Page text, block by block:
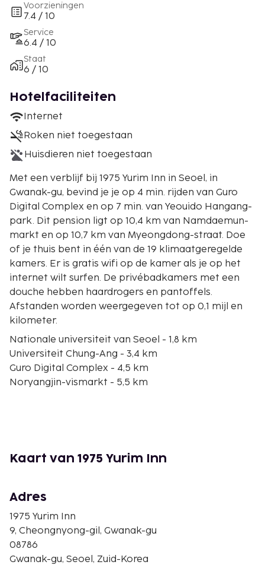
Voorzieningen
7.4 / 10
Service
6.4 / 10
Staat
6 / 10
Hotelfaciliteiten
Internet
Roken niet toegestaan
Huisdieren niet toegestaan
Met een verblijf bij 1975 Yurim Inn in Seoel, in
Gwanak-gu, bevind je je op 4 min. rijden van Guro
Digital Complex en op 7 min. van Yeouido Hangang-
park. Dit pension ligt op 10,4 km van Namdaemun-
markt en op 10,7 km van Myeongdong-straat. Doe
of je thuis bent in één van de 19 klimaatgeregelde
kamers. Er is gratis wifi op de kamer als je op het
internet wilt surfen. De privébadkamers met een
douche hebben haardrogers en pantoffels.
Afstanden worden weergegeven tot op 0,1 mijl en
kilometer.
Nationale universiteit van Seoel - 1,8 km
Universiteit Chung-Ang - 3,4 km
Guro Digital Complex - 4,5 km
Noryangjin-vismarkt - 5,5 km
km
Winkelcentrum Times Square - 7,2 km
Oorlogsmonument van Korea - 7,5 km
Winkelcentrum Central City - 8 km
Itawon Street - 8,2 km
Teheran-ro - 8,4 km
Kaart van 1975 Yurim Inn
Adres
1975 Yurim Inn
9, Cheongnyong-gil, Gwanak-gu
08786
Gwanak-gu, Seoel, Zuid-Korea